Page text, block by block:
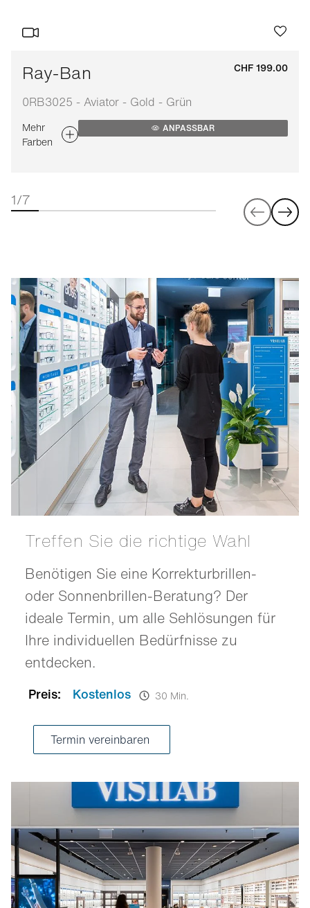
Ray-Ban
0RB3025 - Aviator - Gold - Grün
CHF 199.00
Mehr
Farben
ANPASSBAR
1/7
Treffen Sie die richtige Wahl
Benötigen Sie eine Korrekturbrillen-
oder Sonnenbrillen-Beratung? Der
ideale Termin, um alle Sehlösungen für
Ihre individuellen Bedürfnisse zu
entdecken.
Preis: Kostenlos 30 Min.
Termin vereinbaren